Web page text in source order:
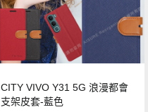
CITY VIVO Y31 5G 浪漫都會
支架皮套-藍色